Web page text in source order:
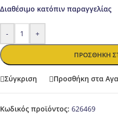
Διαθέσιμο κατόπιν παραγγελίας
- +
ΠΡΟΣΘΉΚΗ
Σύγκριση Προσθήκη στα
Κωδικός προϊόντος: 626469